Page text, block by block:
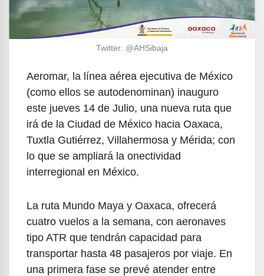
Twitter: @AHSibaja
Aeromar, la línea aérea ejecutiva de México
(como ellos se autodenominan) inauguro
este jueves 14 de Julio, una nueva ruta que
irá de la Ciudad de México hacia Oaxaca,
Tuxtla Gutiérrez, Villahermosa y Mérida; con
lo que se ampliará la onectividad
interregional en México.
La ruta Mundo Maya y Oaxaca, ofrecerá
cuatro vuelos a la semana, con aeronaves
tipo ATR que tendrán capacidad para
transportar hasta 48 pasajeros por viaje. En
una primera fase se prevé atender entre